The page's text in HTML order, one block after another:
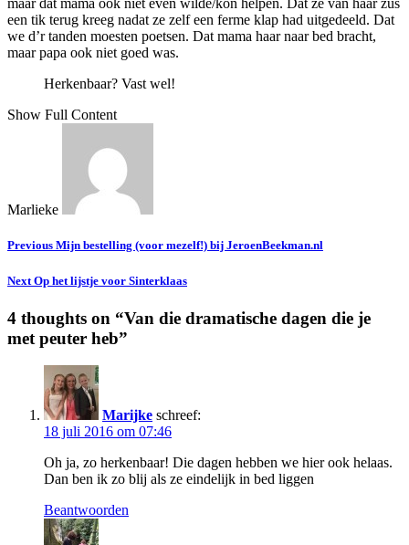
maar dat mama ook niet even wilde/kon helpen. Dat ze van haar zus
een tik terug kreeg nadat ze zelf een ferme klap had uitgedeeld. Dat
we d’r tanden moesten poetsen. Dat mama haar naar bed bracht,
maar papa ook niet goed was.
Herkenbaar? Vast wel!
Show Full Content
Marlieke
Previous Mijn bestelling (voor mezelf!) bij JeroenBeekman.nl
Next Op het lijstje voor Sinterklaas
4 thoughts on “Van die dramatische dagen die je
met peuter heb”
Marijke schreef:
18 juli 2016 om 07:46
Oh ja, zo herkenbaar! Die dagen hebben we hier ook helaas.
Dan ben ik zo blij als ze eindelijk in bed liggen
Beantwoorden